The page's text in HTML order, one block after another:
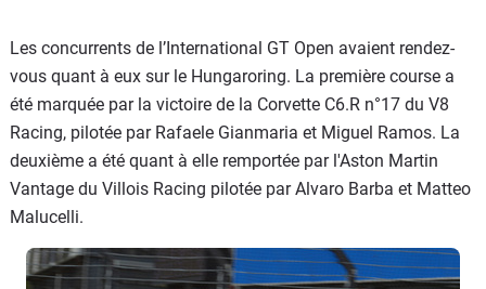
Les concurrents de l’International GT Open avaient rendez-
vous quant à eux sur le Hungaroring. La première course a
été marquée par la victoire de la Corvette C6.R n°17 du V8
Racing, pilotée par Rafaele Gianmaria et Miguel Ramos. La
deuxième a été quant à elle remportée par l'Aston Martin
Vantage du Villois Racing pilotée par Alvaro Barba et Matteo
Malucelli.